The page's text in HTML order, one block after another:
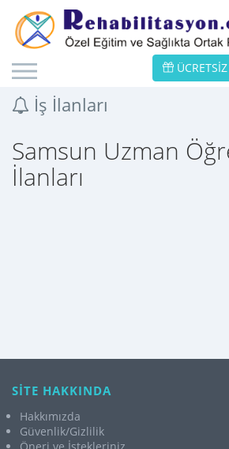
İş İlanları
Samsun Uzman
İlanları
SİTE HAKKINDA
Hakkımızda
Güvenlik/Gizlilik